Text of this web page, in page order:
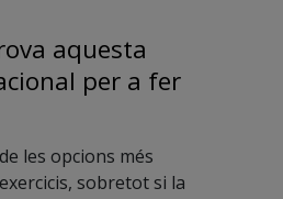
aquesta
per a fer
les opcions més
sobretot si la